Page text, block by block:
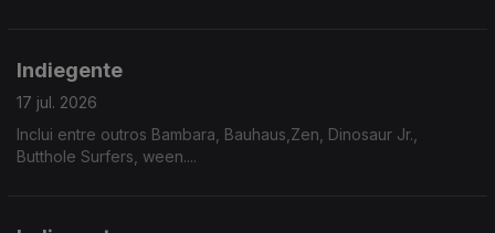
Indiegente
17 jul. 2026
Inclui entre outros Bambara, Bauhaus,Zen, Dinosaur Jr.,
Butthole Surfers, ween....